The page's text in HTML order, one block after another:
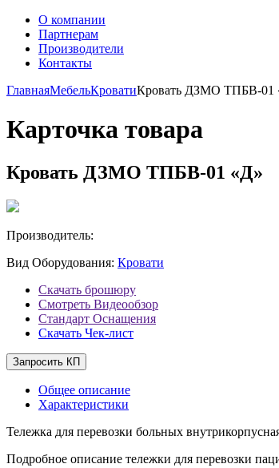
О компании
Партнерам
Производители
Контакты
ГлавнаяМебельКроватиКровать ДЗМО ТПБВ-01
Карточка товара
Кровать ДЗМО ТПБВ-01 «Д»
Производитель:
Вид Оборудования: Кровати
Скачать брошюру
Смотреть Видеообзор
Стандарт Оснащения
Скачать Чек-лист
Запросить КП
Общее описание
Характеристики
Тележка для перевозки больных
Подробное описание тележки для перевозки